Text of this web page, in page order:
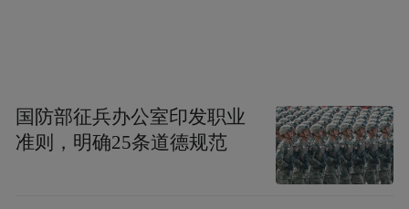
台风登陆后，陵水、东方、白沙等地受灾最
为集中。抢修人员不惧狂风暴雨，徒步深入
国防部征兵办公室印发职业
准则，明确25条道德规范